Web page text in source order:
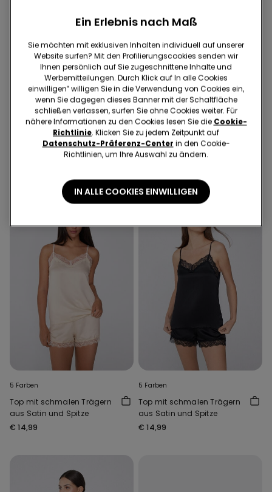
1 Farbe
Langarmshirt aus
Baumwolle mit
Muschelkante
€ 6,00
Niedrigster Preis in den letzten 30
-40%
-54%
Bio-Baumwolle
2 für 11,99€
11 Farben
Top aus elastischer Bio-
Baumwolle mit rundem
Ausschnitt
€ 6,99
5 Farben
Top mit schmalen Trägern
aus Satin und Spitze
€ 14,99
5 Farben
Top mit schmalen Trägern
aus Satin und Spitze
€ 14,99
Ein Erlebnis nach Maß
Sie möchten mit exklusiven Inhalten individuell auf unserer
Website surfen? Mit den Profilierungscookies senden wir
Ihnen persönlich auf Sie zugeschnittene Inhalte und
Werbemitteilungen. Durch Klick auf In alle Cookies
einwilligen‟ willigen Sie in die Verwendung von Cookies ein,
wenn Sie dagegen dieses Banner mit der Schaltfläche
schließen verlassen, surfen Sie ohne Cookies weiter. Für
nähere Informationen zu den Cookies lesen Sie die Cookie-
Richtlinie. Klicken Sie zu jedem Zeitpunkt auf
Datenschutz-Präferenz-Center in den Cookie-
Richtlinien, um Ihre Auswahl zu ändern.
IN ALLE COOKIES EINWILLIGEN